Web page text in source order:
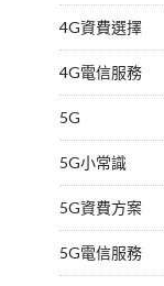
4G資費選擇
4G電信服務
5G
5G小常識
5G資費方案
5G電信服務